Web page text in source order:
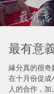
最有意
緣分真的很奇
在十月份促成
人的合作，加